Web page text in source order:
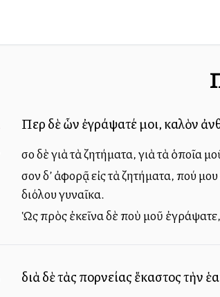
Περὶ δὲ ὧν ἐγράψατέ μοι, καλὸν
Ὅσο δὲ γιὰ τὰ ζητήματα, γιὰ τὰ ὁποῖα
Ὅσον δ’ ἀφορᾷ εἰς τὰ ζητήματα, πού
διόλου γυναῖκα.
Ὡς πρὸς ἐκεῖνα δὲ ποὺ μοῦ
διὰ δὲ τὰς πορνείας ἕκαστος τὴν